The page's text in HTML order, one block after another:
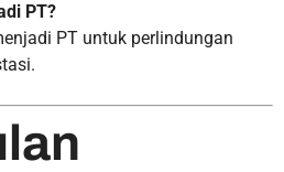
PT?
PT untuk perlindungan